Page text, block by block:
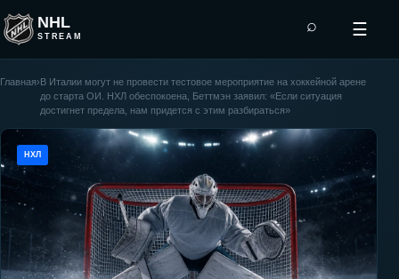
NHL
STREAM
⌕ ☰
Главная›В Италии могут не провести тестовое мероприятие на хоккейной арене
до старта ОИ. НХЛ обеспокоена, Беттмэн заявил: «Если ситуация
достигнет предела, нам придется с этим разбираться»
НХЛ